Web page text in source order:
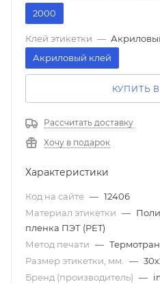
2000
Клей этикетки —
Акриловый клей
КУПИТЬ
Рассчитать доставку
Хочу в подарок
Характеристики
Код на сайте — 12406
Материал этикетки —
пленка ПЭТ (PET)
Метод печати —
Размер этикетки, мм.
—
Бренд (производитель) —